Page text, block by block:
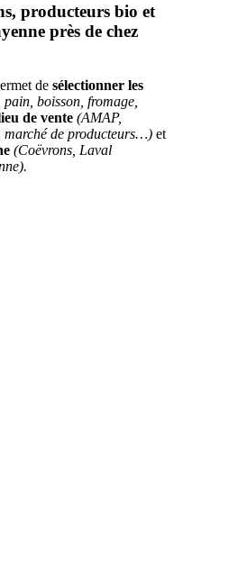
producteurs bio et
près de chez
de sélectionner les
boisson, fromage,
de vente (AMAP,
marché de producteurs…) et
(Coëvrons, Laval